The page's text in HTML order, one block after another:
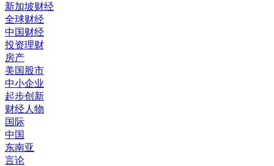
新加坡财经
全球财经
中国财经
投资理财
房产
美国股市
中小企业
起步创新
财经人物
国际
中国
东南亚
言论